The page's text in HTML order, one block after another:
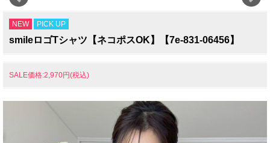
NEW PICK UP
smileロゴTシャツ【ネコポスOK】【7e-831-06456】
SALE価格:2,970円(税込)